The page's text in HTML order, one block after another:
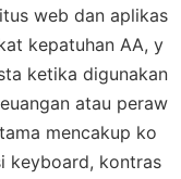
web dan aplikas
kepatuhan AA, y
ketika digunakan
atau peraw
mencakup ko
keyboard, kontras